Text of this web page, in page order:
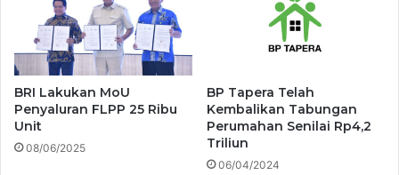
BRI Lakukan MoU
Penyaluran FLPP 25 Ribu
Unit
08/06/2025
BP Tapera Telah
Kembalikan Tabungan
Perumahan Senilai Rp4,2
Triliun
06/04/2024